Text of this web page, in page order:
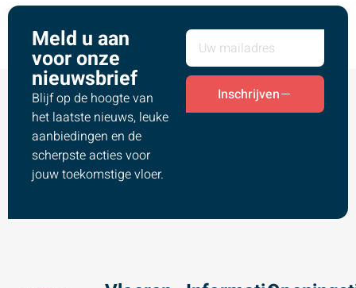
Meld u aan
voor onze
nieuwsbrief
Blijf op de hoogte van
het laatste nieuws, leuke
aanbiedingen en de
scherpste acties voor
jouw toekomstige vloer.
Inschrijven